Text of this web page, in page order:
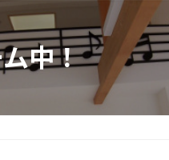
中！